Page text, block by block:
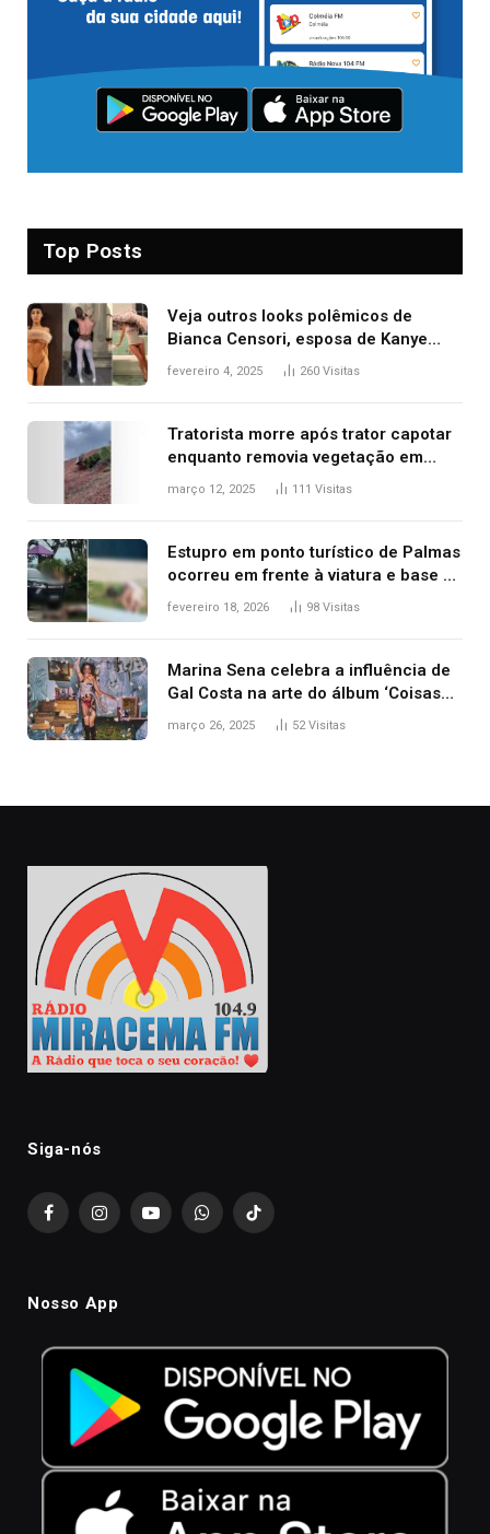
Top Posts
Veja outros looks polêmicos de
Bianca Censori, esposa de Kanye
West que apareceu nua no Grammy
fevereiro 4, 2025 260 Visitas
Tratorista morre após trator capotar
enquanto removia vegetação em
ribanceira de rodovia
março 12, 2025 111 Visitas
Estupro em ponto turístico de Palmas
ocorreu em frente à viatura e base de
segurança; polícia investiga
fevereiro 18, 2026 98 Visitas
Marina Sena celebra a influência de
Gal Costa na arte do álbum ‘Coisas
naturais’
março 26, 2025 52Visitas
Siga-nós
FacebookInstagramYouTubeWhatsAppTikTok
Nosso App